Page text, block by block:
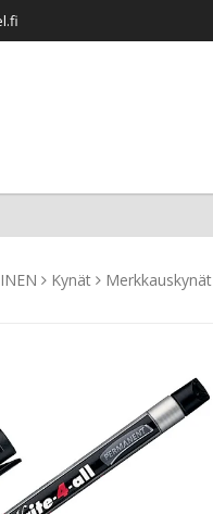
Kynät Merkkauskynät